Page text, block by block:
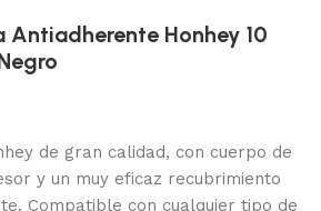
Antiadherente Honhey 10
de gran calidad, con cuerpo de
y un muy eficaz recubrimiento
Compatible con cualquier tipo de